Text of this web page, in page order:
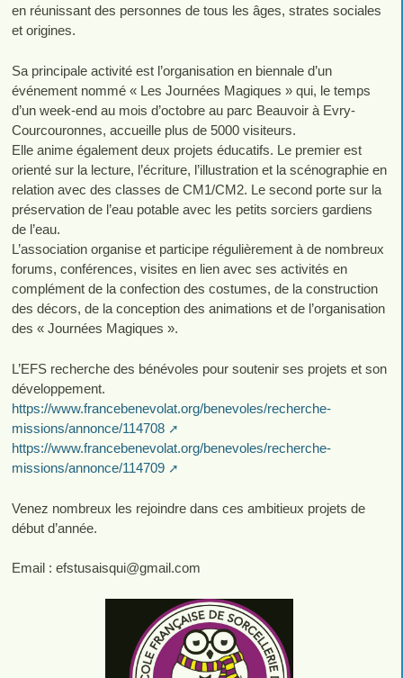
en réunissant des personnes de tous les âges, strates sociales
et origines.
Sa principale activité est l’organisation en biennale d’un
événement nommé « Les Journées Magiques » qui, le temps
d’un week-end au mois d’octobre au parc Beauvoir à Evry-
Courcouronnes, accueille plus de 5000 visiteurs.
Elle anime également deux projets éducatifs. Le premier est
orienté sur la lecture, l’écriture, l’illustration et la scénographie en
relation avec des classes de CM1/CM2. Le second porte sur la
préservation de l’eau potable avec les petits sorciers gardiens
de l’eau.
L’association organise et participe régulièrement à de nombreux
forums, conférences, visites en lien avec ses activités en
complément de la confection des costumes, de la construction
des décors, de la conception des animations et de l’organisation
des « Journées Magiques ».
L’EFS recherche des bénévoles pour soutenir ses projets et son
développement.
https://www.francebenevolat.org/benevoles/recherche-
missions/annonce/114708
https://www.francebenevolat.org/benevoles/recherche-
missions/annonce/114709
Venez nombreux les rejoindre dans ces ambitieux projets de
début d’année.
Email : efstusaisqui@gmail.com